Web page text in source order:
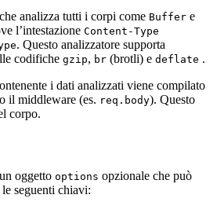
analizza tutti i corpi come Buffer e
l’intestazione Content-Type
. Questo analizzatore supporta
codifiche gzip, br (brotli) e deflate .
i dati analizzati viene compilato
il middleware (es. req.body). Questo
corpo.
oggetto options opzionale che può
seguenti chiavi: